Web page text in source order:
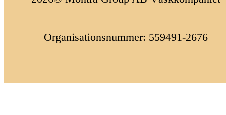
Organisationsnummer: 559491-2676